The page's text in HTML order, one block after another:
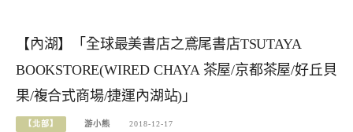
【內湖】「全球最美書店之鳶尾書店TSUTAYA
BOOKSTORE(WIRED CHAYA 茶屋/京都茶屋/好丘貝
果/複合式商場/捷運內湖站)」
【北部】 游小熊 2018-12-17